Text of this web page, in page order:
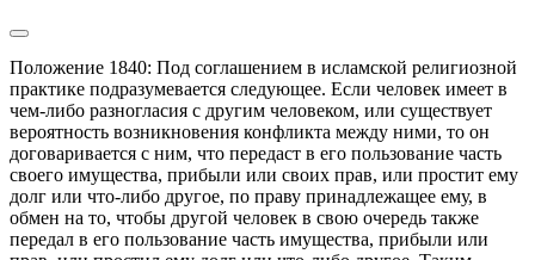
Положение 1840: Под соглашением в исламской религиозной
практике подразумевается следующее. Если человек имеет в
чем-либо разногласия с другим человеком, или существует
вероятность возникновения конфликта между ними, то он
договаривается с ним, что передаст в его пользование часть
своего имущества, прибыли или своих прав, или простит ему
долг или что-либо другое, по праву принадлежащее ему, в
обмен на то, чтобы другой человек в свою очередь также
передал в его пользование часть имущества, прибыли или